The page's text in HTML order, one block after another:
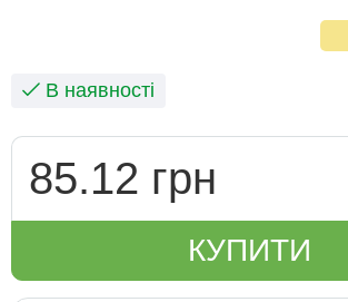
В наявності
85.12 грн
КУПИТИ